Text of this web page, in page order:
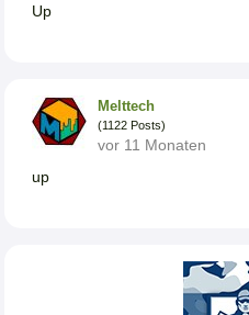
Up
Melttech
(1122 Posts)
vor 11 Monaten
up